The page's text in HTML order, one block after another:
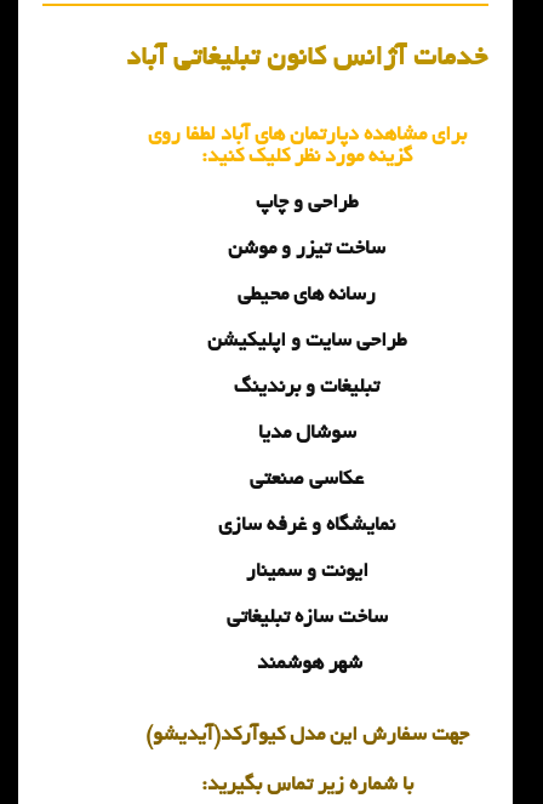
خدمات آژانس کانون تبلیغاتی آباد
برای مشاهده دپارتمان های آباد لطفا روی
گزینه مورد نظر کلیک کنید:
طراحی و چاپ
ساخت تیزر و موشن
رسانه های محیطی
طراحی سایت و اپلیکیشن
تبلیغات و برندینگ
سوشال مدیا
عکاسی صنعتی
نمایشگاه و غرفه سازی
ایونت و سمینار
ساخت سازه تبلیغاتی
شهر هوشمند
جهت سفارش این مدل کیوآرکد(آیدیشو)
با شمارهزیر تماس بگیرید: